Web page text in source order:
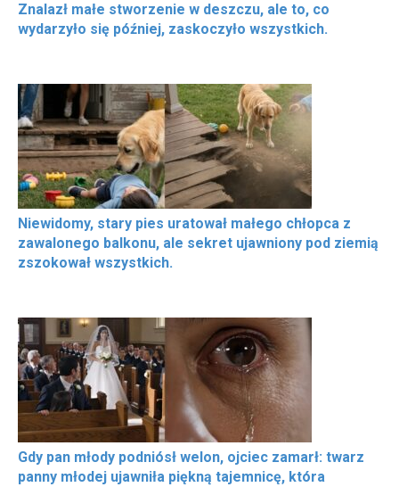
Znalazł małe stworzenie w deszczu, ale to, co
wydarzyło się później, zaskoczyło wszystkich.
Niewidomy, stary pies uratował małego chłopca z
zawalonego balkonu, ale sekret ujawniony pod ziemią
zszokował wszystkich.
Gdy pan młody podniósł welon, ojciec zamarł: twarz
panny młodej ujawniła piękną tajemnicę, która